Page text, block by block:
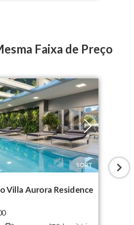
Faixa de Preço
Villa Aurora Residence